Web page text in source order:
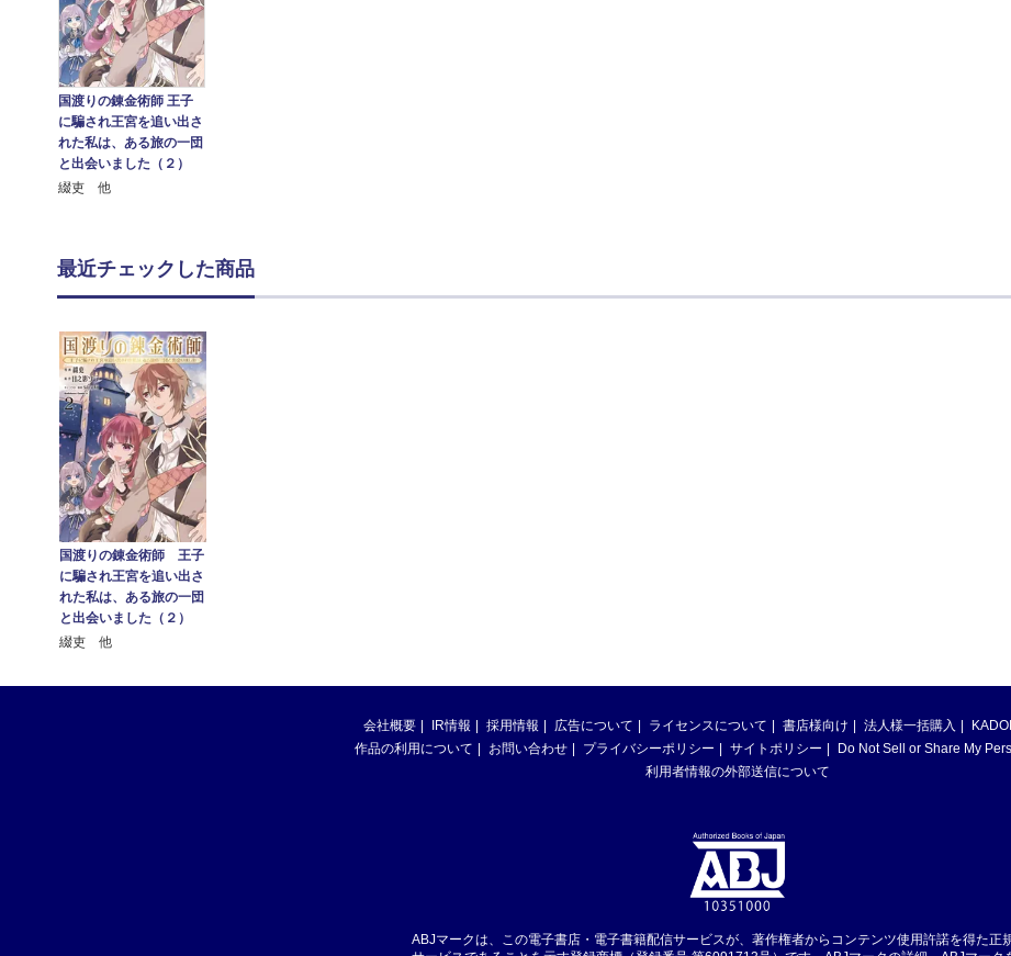
国渡りの錬金術師 王子
に騙され王宮を追い出さ
れた私は、ある旅の一団
と出会いました（２）
綴吏 他
最近チェックした商品
国渡りの錬金術師 王子
に騙され王宮を追い出さ
れた私は、ある旅の一団
と出会いました（２）
綴吏 他
会社概要 IR情報 採用情報 広告について ライセンスについて 書店様向け 法人様一括購入
作品の利用について
お問い合わせ プライバシーポリシー サイトポリシー
Do Not Sell or Share My
利用者情報の外部送信について
ABJマークは、この電子書店・電子書籍配信サービスが、著作権者からコンテンツ使用許諾を得た正